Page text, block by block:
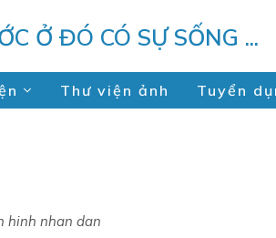
Ở ĐÓ CÓ SỰ SỐNG ...
Thư viện ảnh Tuyển
hinh nhan dan